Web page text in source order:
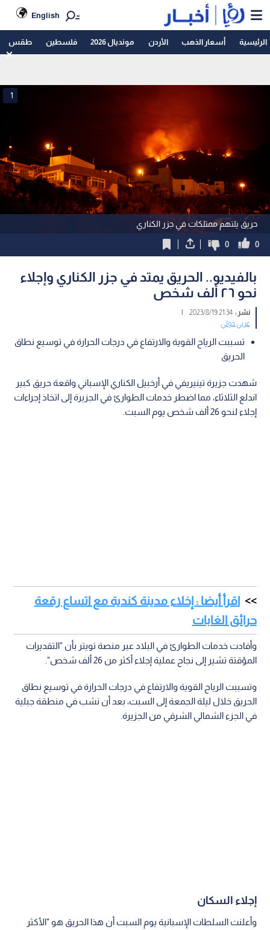
English
الرئيسية أسعار الذهب الأردن مونديال 2026 فلسطين طقس
حريق يلتهم ممتلكات في جزر الكناري
1
0
0
بالفيديو.. الحريق يمتد في جزر الكناري وإجلاء
نحو ٢٦ ألف شخص
نشر :21:34 2023/8/19
|
عربي دولي
تسببت الرياح القوية والارتفاع في درجات الحرارة في توسيع نطاق
الحريق
شهدت جزيرة تينيريفي في أرخبيل الكناري الإسباني واقعة حريق كبير
اندلع الثلاثاء، مما اضطر خدمات الطوارئ في الجزيرة إلى اتخاذ إجراءات
إجلاء لنحو 26 ألف شخص يوم السبت.
اقرأ أيضا : إخلاء مدينة كندية مع اتساع رقعة
حرائق الغابات
وأفادت خدمات الطوارئ في البلاد عبر منصة تويتر بأن "التقديرات
المؤقتة تشير إلى نجاح عملية إجلاء أكثر من 26 ألف شخص".
وتسببت الرياح القوية والارتفاع في درجات الحرارة في توسيع نطاق
الحريق خلال ليلة الجمعة إلى السبت، بعد أن نشب في منطقة جبلية
في الجزء الشمالي الشرقي من الجزيرة.
إجلاء السكان
وأعلنت السلطات الإسبانية يوم السبت أن هذا الحريق هو "الأكثر